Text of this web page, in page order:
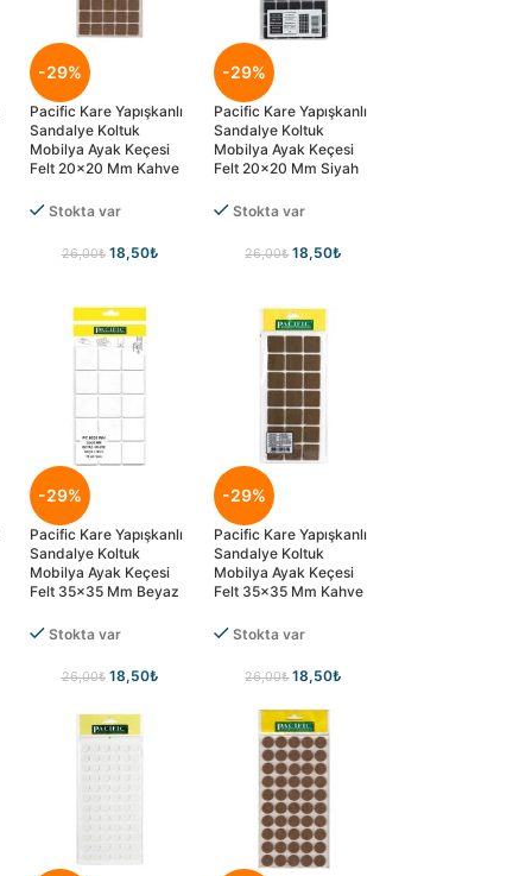
-29%
Pacific Kare Yapışkanlı
Sandalye Koltuk
Mobilya Ayak Keçesi
Felt 20×20 Mm Kahve
Stokta var
26,00₺ 18,50₺
-29%
Pacific Kare Yapışkanlı
Sandalye Koltuk
Mobilya Ayak Keçesi
Felt 20×20 Mm Siyah
Stokta var
26,00₺ 18,50₺
-29%
Pacific Kare Yapışkanlı
Sandalye Koltuk
Mobilya Ayak Keçesi
Felt 35×35 Mm Beyaz
Stokta var
26,00₺ 18,50₺
-29%
Pacific Kare Yapışkanlı
Sandalye Koltuk
Mobilya Ayak Keçesi
Felt 35×35 Mm Kahve
Stokta var
26,00₺ 18,50₺